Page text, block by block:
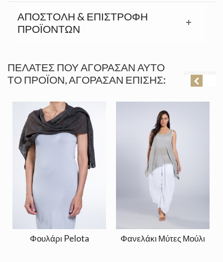
ΑΠΟΣΤΟΛΉ & ΕΠΙΣΤΡΟΦΉ
ΠΡΟΪΟΝΤΩΝ
ΠΕΛΆΤΕΣ ΠΟΥ ΑΓΌΡΑΣΑΝ ΑΥΤΌ
ΤΟ ΠΡΟΪΌΝ, ΑΓΌΡΑΣΑΝ ΕΠΊΣΗΣ:
Φουλάρι Pelota Φανελάκι Μύτες Μούλι